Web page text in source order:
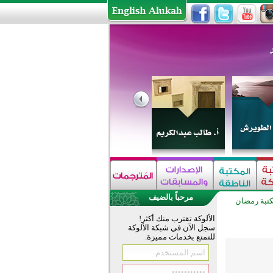
رمضان مرحباً بالضيف
الألوكة تقترب منك أكثر!
سجل الآن في شبكة الألوكة
للتمتع بخدمات مميزة.